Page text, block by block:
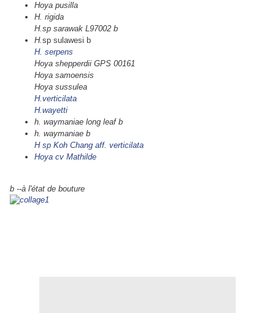
Hoya pusilla
H. rigida
H.sp sarawak L97002 b
H.sp sulawesi b
H. serpens
Hoya shepperdii GPS 00161
Hoya samoensis
Hoya sussulea
H.verticilata
H.wayetti
h. waymaniae long leaf b
h. waymaniae b
H sp Koh Chang aff. verticilata
Hoya cv Mathilde
b --à l'état de bouture